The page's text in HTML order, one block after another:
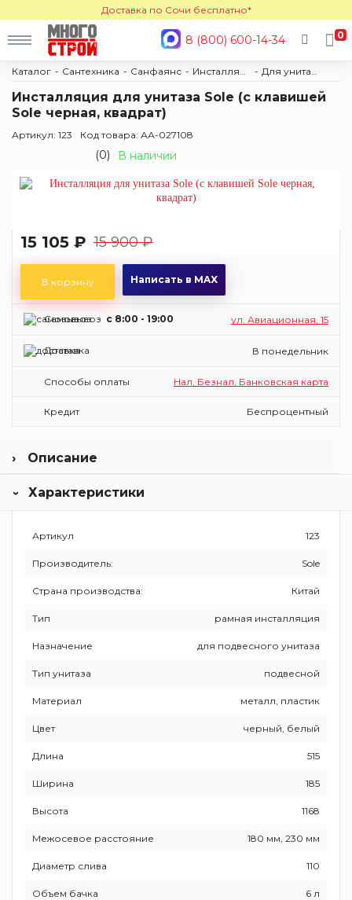
Доставка по Сочи бесплатно*
8 (800) 600-14-34 0
Каталог Сантехника Санфаянс
Инсталляция для унитаза Sole (с клавишей
Sole черная, квадрат)
Артикул: 123 Код товара: АА-027108
(0) В наличии
15 105 ₽ 15 900 ₽
В корзину Написать в MAX
Самовывоз c 8:00 - 19:00 ул. Авиационная, 15
Доставка В понедельник
Способы оплаты Нал, Безнал, Банковская карта
Кредит Беспроцентный
Описание
материалов: закаленное стекло толщиной 6-8 мм,
уходе. Бренд предлагает сантехнику разных форм и
Характеристики
Артикул 123
Производитель: Sole
Страна производства: Китай
Тип рамная инсталляция
Назначение для подвесного унитаза
Тип унитаза подвесной
Материал металл, пластик
Цвет черный, белый
Длина 515
Ширина 185
Высота 1168
Межосевое расстояние 180 мм, 230 мм
Диаметр слива 110
Объем бачка 6 л